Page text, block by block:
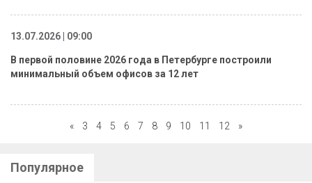
13.07.2026 | 09:00
В первой половине 2026 года в Петербурге построили
минимальный объем офисов за 12 лет
« 3 4 5 6 7 8 9 10 11 12 »
Популярное